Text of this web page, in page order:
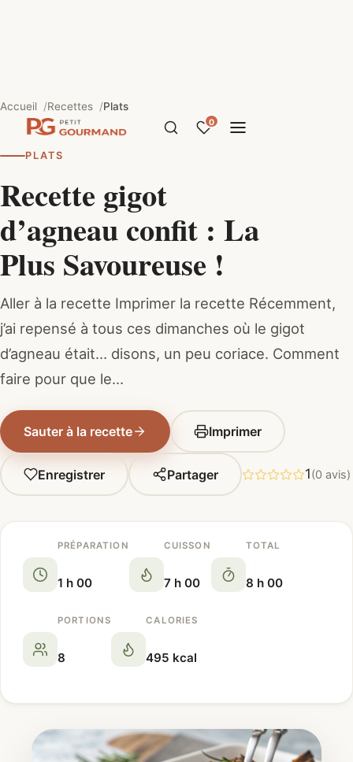
0
Accueil Recettes Plats
PLATS
Recette gigot
d’agneau confit : La
Plus Savoureuse !
Aller à la recette Imprimer la recette Récemment,
j’ai repensé à tous ces dimanches où le gigot
d’agneau était… disons, un peu coriace. Comment
faire pour que le…
Sauter à la recette Imprimer
Enregistrer Partager 1(0 avis)
PRÉPARATION
1 h 00
CUISSON
7 h 00
TOTAL
8 h 00
PORTIONS
8
CALORIES
495 kcal